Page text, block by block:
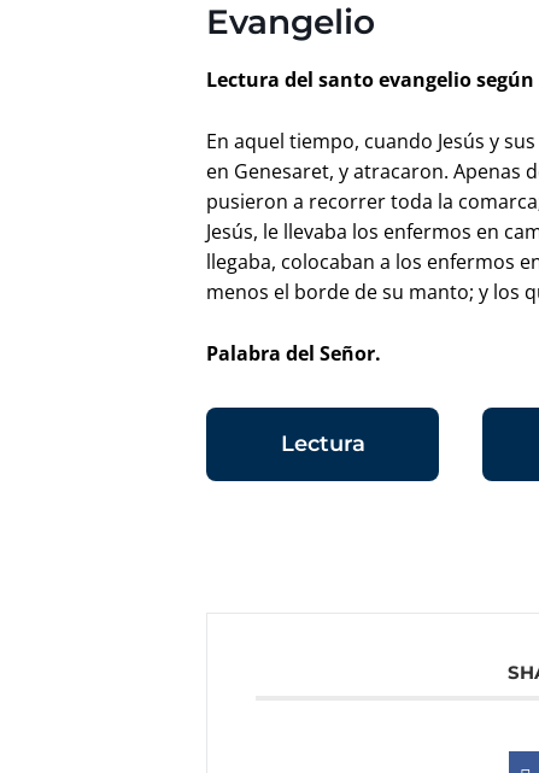
Evangelio
Lectura del santo evangelio según
En aquel tiempo, cuando Jesús y
en Genesaret, y atracaron. Apenas
pusieron a recorrer toda la
Jesús, le llevaba los enfermos en
llegaba, colocaban a los enfermos
menos el borde de su manto; y los
Palabra del Señor.
Lectura